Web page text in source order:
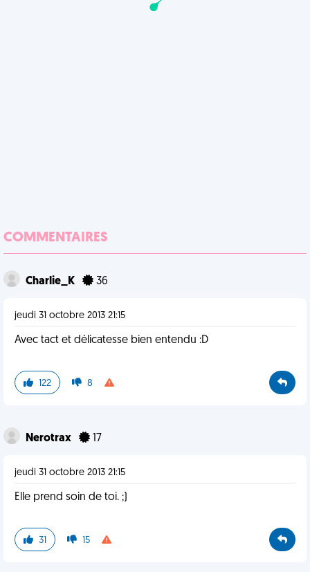
COMMENTAIRES
Charlie_K 36
jeudi 31 octobre 2013 21:15
Avec tact et délicatesse bien entendu :D
122 8
Nerotrax 17
jeudi 31 octobre 2013 21:15
Elle prend soin de toi. ;)
31 15